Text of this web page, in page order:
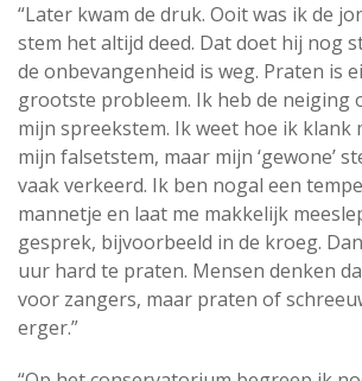
“Later kwam de druk. Ooit was ik de
stem het altijd deed. Dat doet hij nog
de onbevangenheid is weg. Praten is
grootste probleem. Ik heb de neiging
mijn spreekstem. Ik weet hoe ik klank
mijn falsetstem, maar mijn ‘gewone’
vaak verkeerd. Ik ben nogal een
mannetje en laat me makkelijk
gesprek, bijvoorbeeld in de kroeg.
uur hard te praten. Mensen denken
voor zangers, maar praten of
erger.”